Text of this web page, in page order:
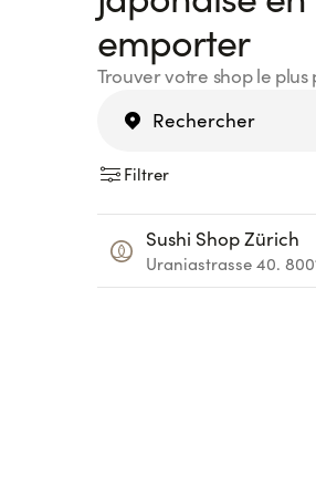
emporter
Trouver votre shop le plus
Filtrer
Sushi Shop Zürich
Uraniastrasse 40.